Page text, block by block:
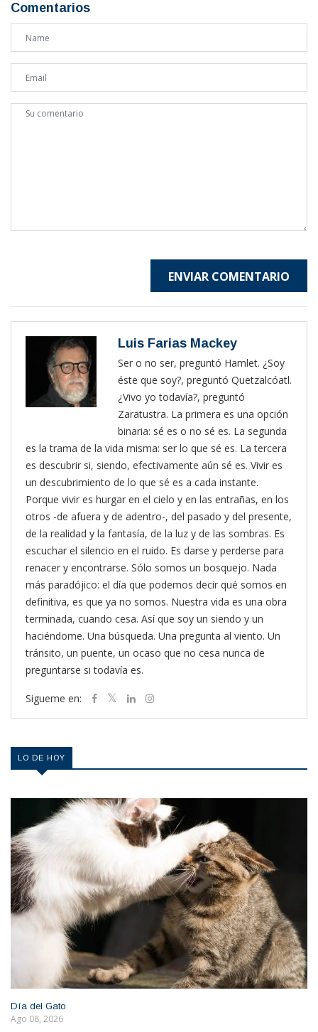
Comentarios
ENVIAR COMENTARIO
Luis Farias Mackey
Ser o no ser, preguntó Hamlet. ¿Soy
éste que soy?, preguntó Quetzalcóatl.
¿Vivo yo todavía?, preguntó
Zaratustra. La primera es una opción
binaria: sé es o no sé es. La segunda
es la trama de la vida misma: ser lo que sé es. La tercera
es descubrir si, siendo, efectivamente aún sé es. Vivir es
un descubrimiento de lo que sé es a cada instante.
Porque vivir es hurgar en el cielo y en las entrañas, en los
otros -de afuera y de adentro-, del pasado y del presente,
de la realidad y la fantasía, de la luz y de las sombras. Es
escuchar el silencio en el ruido. Es darse y perderse para
renacer y encontrarse. Sólo somos un bosquejo. Nada
más paradójico: el día que podemos decir qué somos en
definitiva, es que ya no somos. Nuestra vida es una obra
terminada, cuando cesa. Así que soy un siendo y un
haciéndome. Una búsqueda. Una pregunta al viento. Un
tránsito, un puente, un ocaso que no cesa nunca de
preguntarse si todavía es.
Sigueme en:
LO DE HOY
Día del Gato
Ago 08, 2026